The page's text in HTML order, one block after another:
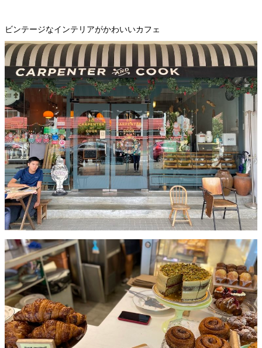
ビンテージなインテリアがかわいいカフェ